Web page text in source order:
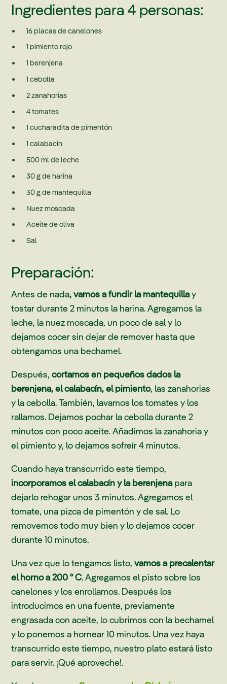
Ingredientes para 4 personas:
16 placas de canelones
1 pimiento rojo
1 berenjena
1 cebolla
2 zanahorias
4 tomates
1 cucharadita de pimentón
1 calabacín
500 ml de leche
30 g de harina
30 g de mantequilla
Nuez moscada
Aceite de oliva
Sal
Preparación:
Antes de nada, vamos a fundir la mantequillay
tostar durante 2 minutos la harina. Agregamos la
leche, la nuez moscada, un poco de sal y lo
dejamos cocer sin dejar de remover hasta que
obtengamos una bechamel.
Después,cortamos en pequeños dados la
berenjena, el calabacín, el pimiento, las zanahorias
y la cebolla. También, lavamos los tomates y los
rallamos. Dejamos pochar la cebolla durante 2
minutos con poco aceite. Añadimos la zanahoria y
el pimiento y, lo dejamos sofreír 4 minutos.
Cuando haya transcurrido este tiempo,
incorporamos el calabacín y la berenjenapara
dejarlo rehogar unos 3 minutos. Agregamos el
tomate, una pizca de pimentón y de sal. Lo
removemos todo muy bien y lo dejamos cocer
durante 10 minutos.
Una vez que lo tengamos listo,vamos a precalentar
el horno a 200 º C. Agregamos el pisto sobre los
canelones y los enrollamos. Después los
introducimos en una fuente, previamente
engrasada con aceite, lo cubrimos con la bechamel
y lo ponemos a hornear 10 minutos. Una vez haya
transcurrido este tiempo, nuestro plato estará listo
para servir. ¡Qué aproveche!.